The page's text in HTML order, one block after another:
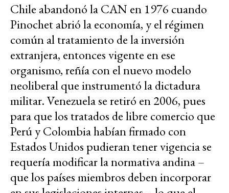
Chile abandonó la CAN en 1976 cuando
Pinochet abrió la economía, y el régimen
común al tratamiento de la inversión
extranjera, entonces vigente en ese
organismo, reñía con el nuevo modelo
neoliberal que instrumentó la dictadura
militar. Venezuela se retiró en 2006, pues
para que los tratados de libre comercio que
Perú y Colombia habían firmado con
Estados Unidos pudieran tener vigencia se
requería modificar la normativa andina –
que los países miembros deben incorporar